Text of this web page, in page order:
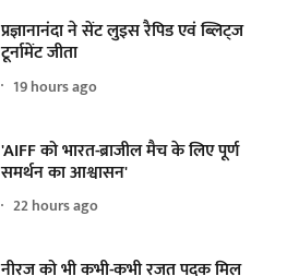
प्रज्ञानानंदा ने सेंट लुइस रैपिड एवं ब्लिट्ज
टूर्नामेंट जीता
19 hours ago
'AIFF को भारत-ब्राजील मैच के लिए पूर्ण
समर्थन का आश्वासन'
22 hours ago